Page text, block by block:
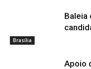
Brasília
Baleia
Apoio